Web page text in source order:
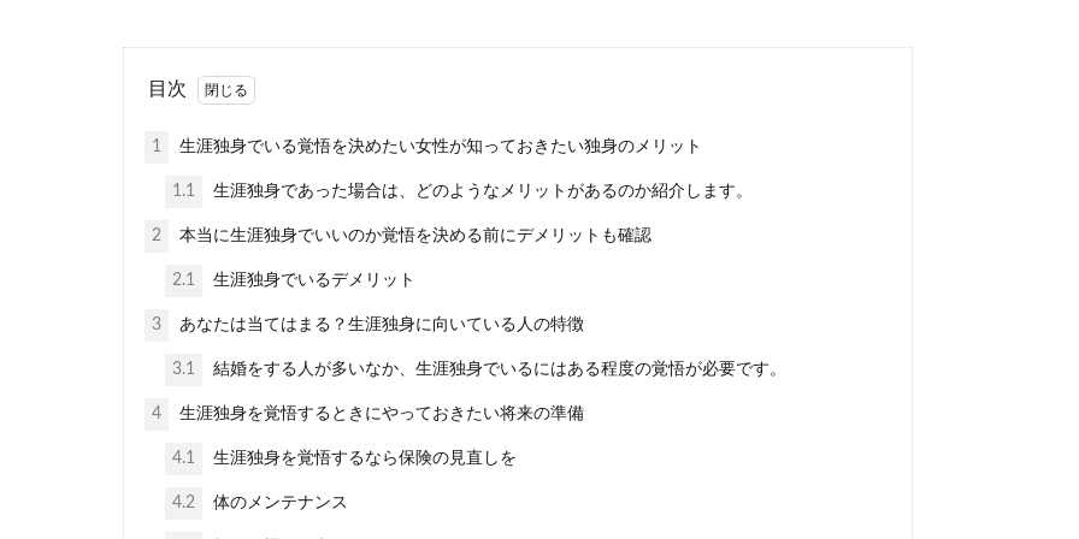
赤いダニの駆除方法で洗濯のりが効果的な理由と具体的な駆除方法
玄関先のコンクリートに発生した赤いダニ。 駆除方法として市販の殺虫剤を使うといった方法
もありますが...
友達との話が続かない時の対処法！困ったときにおすすめの話題
目次
1 生涯独身でいる覚悟を決めたい女性が知っておきたい独身のメリット
1.1 生涯独身であった場合は、どのようなメリットがあるのか紹介します。
2 本当に生涯独身でいいのか覚悟を決める前にデメリットも確認
2.1 生涯独身でいるデメリット
3 あなたは当てはまる？生涯独身に向いている人の特徴
3.1 結婚をする人が多いなか、生涯独身でいるにはある程度の覚悟が必要です。
4 生涯独身を覚悟するときにやっておきたい将来の準備
4.1 生涯独身を覚悟するなら保険の見直しを
4.2 体のメンテナンス